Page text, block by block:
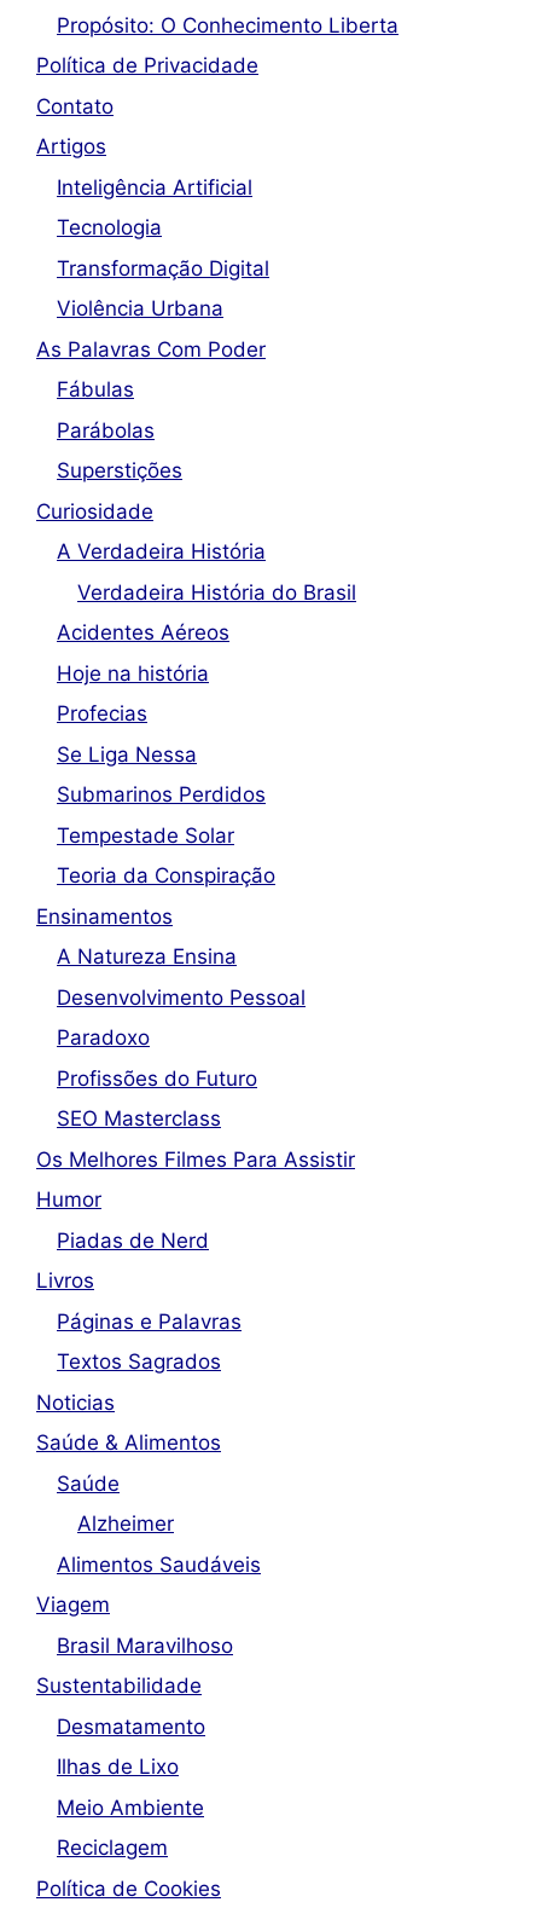
Propósito: O Conhecimento Liberta
Política de Privacidade
Contato
Artigos
Inteligência Artificial
Tecnologia
Transformação Digital
Violência Urbana
As Palavras Com Poder
Fábulas
Parábolas
Superstições
Curiosidade
A Verdadeira História
Verdadeira História do Brasil
Acidentes Aéreos
Hoje na história
Profecias
Se Liga Nessa
Submarinos Perdidos
Tempestade Solar
Teoria da Conspiração
Ensinamentos
A Natureza Ensina
Desenvolvimento Pessoal
Paradoxo
Profissões do Futuro
SEO Masterclass
Os Melhores Filmes Para Assistir
Humor
Piadas de Nerd
Livros
Páginas e Palavras
Textos Sagrados
Noticias
Saúde & Alimentos
Saúde
Alzheimer
Alimentos Saudáveis
Viagem
Brasil Maravilhoso
Sustentabilidade
Desmatamento
Ilhas de Lixo
Meio Ambiente
Reciclagem
Política de Cookies